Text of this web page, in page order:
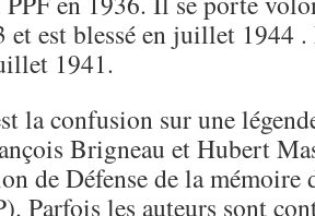
et est blessé en juillet 1944
1941.
la confusion sur une
Brigneau et Hubert
de Défense de la mémoire
Parfois les auteurs sont